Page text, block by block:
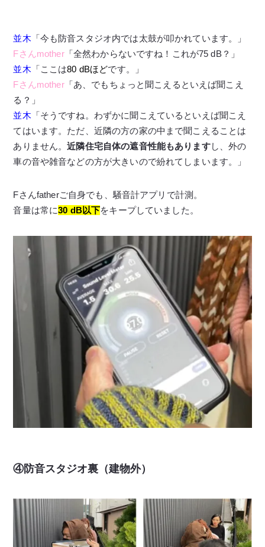
並木「今も防音スタジオ内では太鼓が叩かれています。」
Fさんmother「全然わからないですね！これが75 dB？」
並木「ここは80 dBほどです。」
Fさんmother「あ、でもちょっと聞こえるといえば聞こえ
る？」
並木「そうですね。わずかに聞こえているといえば聞こえ
てはいます。ただ、近隣の方の家の中まで聞こえることは
ありません。近隣住宅自体の遮音性能もありますし、外の
車の音や雑音などの方が大きいので紛れてしまいます。」
Fさんfatherご自身でも、騒音計アプリで計測。
音量は常に30 dB以下をキープしていました。
④防音スタジオ裏（建物外）